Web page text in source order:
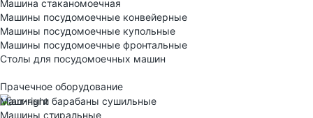
Машина стаканомоечная
Машины посудомоечные конвейерные
Машины посудомоечные купольные
Машины посудомоечные фронтальные
Столы для посудомоечных машин
Прачечное оборудование
Машины и барабаны сушильные
Машины стиральные